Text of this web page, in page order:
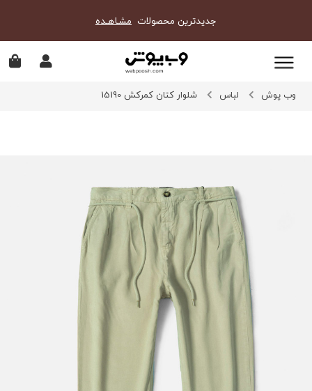
جدیدترین محصولات مشـاهـده
وب پوش لباس شلوار کتان کمرکش 15190